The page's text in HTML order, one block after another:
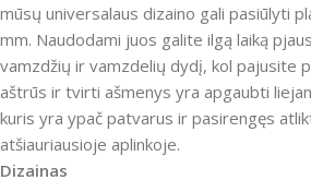
mūsų universalaus dizaino gali pasiūlyti
mm. Naudodami juos galite ilgą laiką
vamzdžių ir vamzdelių dydį, kol pajusite
aštrūs ir tvirti ašmenys yra apgaubti
kuris yra ypač patvarus ir pasirengęs
atšiauriausioje aplinkoje.
Dizainas